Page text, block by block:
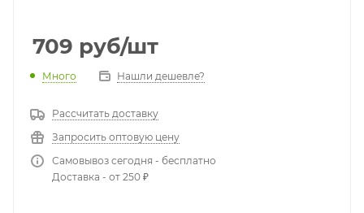
709 руб/шт
Много Нашли дешевле?
Рассчитать доставку
Запросить оптовую цену
Самовывоз сегодня - бесплатно
Доставка - от 250 ₽